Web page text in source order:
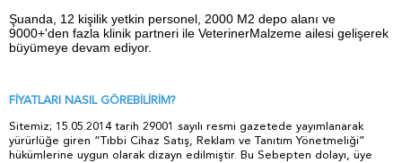
Şuanda, 12 kişilik yetkin personel, 2000 M2 depo alanı ve
9000+'den fazla klinik partneri ile VeterinerMalzeme ailesi gelişerek
büyümeye devam ediyor.
FİYATLARI NASIL GÖREBİLİRİM?
Sitemiz; 15.05.2014 tarih 29001 sayılı resmi gazetede yayımlanarak
yürürlüğe giren “Tıbbi Cihaz Satış, Reklam ve Tanıtım Yönetmeliği”
hükümlerine uygun olarak dizayn edilmiştir. Bu Sebepten dolayı, üye